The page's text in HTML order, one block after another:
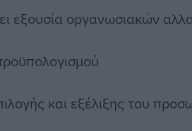
εξουσία οργανωσιακών
και εξέλιξης του